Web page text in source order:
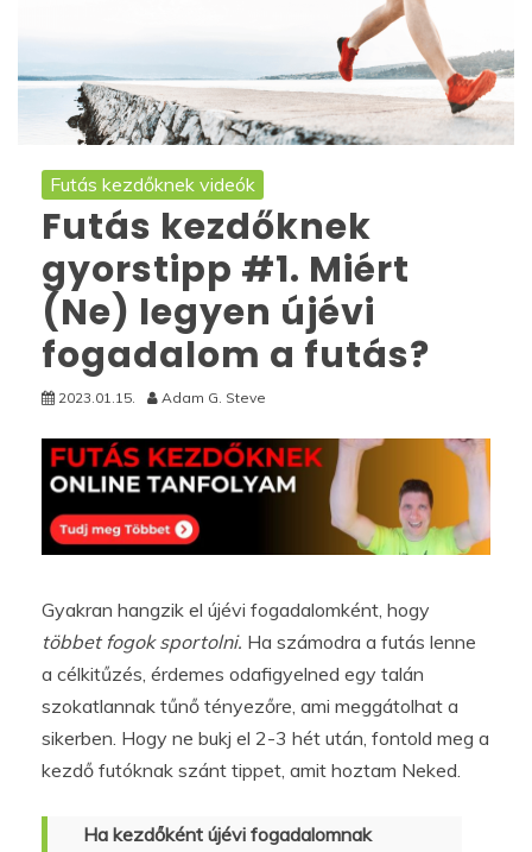
Futás kezdőknek videók
Futás kezdőknek
gyorstipp #1. Miért
(Ne) legyen újévi
fogadalom a futás?
2023.01.15. Adam G. Steve
Gyakran hangzik el újévi fogadalomként, hogy
többet fogok sportolni. Ha számodra a futás lenne
a célkitűzés, érdemes odafigyelned egy talán
szokatlannak tűnő tényezőre, ami meggátolhat a
sikerben. Hogy ne bukj el 2-3 hét után, fontold meg a
kezdő futóknak szánt tippet, amit hoztam Neked.
Ha kezdőként újévi fogadalomnak